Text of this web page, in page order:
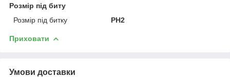
Розмір під биту
Розмір під битку
PH2
Приховати
Умови доставки